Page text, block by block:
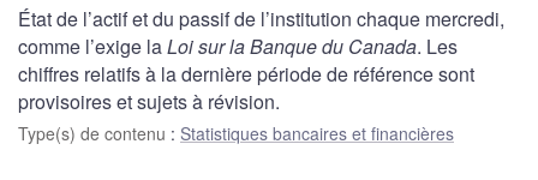
État de l’actif et du passif de l’institution chaque mercredi,
comme l’exige laLoi sur la Banque du Canada. Les
chiffres relatifs à la dernière période de référence sont
provisoires et sujets à révision.
Type(s) de contenu : Statistiques bancaires et financières